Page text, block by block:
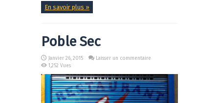
En savoir plus »
Poble Sec
Janvier 26, 2015
Laisser un commentaire
1,252 Vues